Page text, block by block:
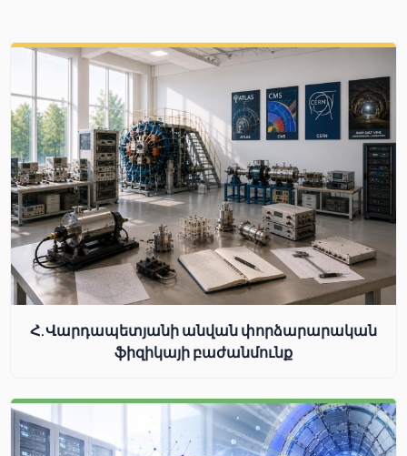
Հ.Վարդապետյանի անվան փորձարարական
ֆիզիկայի բաժանմունք